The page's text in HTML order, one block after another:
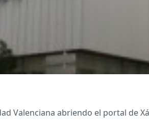
Valenciana abriendo el portal de